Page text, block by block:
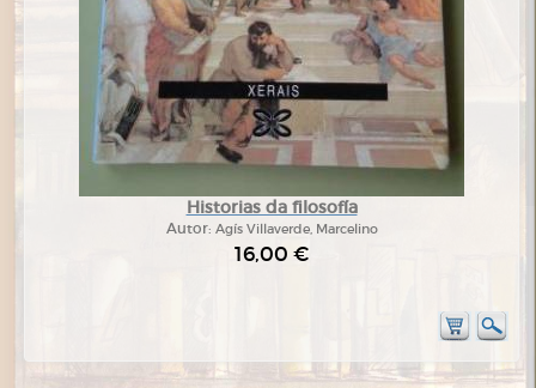
Historias da filosofía
Autor: Agís Villaverde, Marcelino
16,00 €